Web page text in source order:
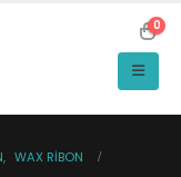
0
, WAX RIBON